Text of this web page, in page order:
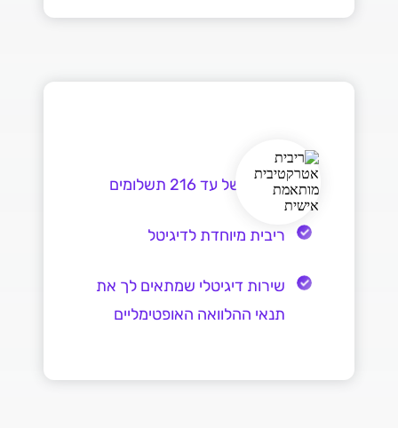
פריסה של עד 216 תשלומים
ריבית מיוחדת לדיגיטל
שירות דיגיטלי שמתאים לך את
תנאי ההלוואה האופטימליים